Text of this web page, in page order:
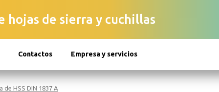
hojas de sierra y cuchillas
Contactos Empresa y servicios
de HSS DIN 1837 A